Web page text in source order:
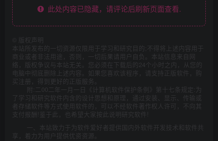
此处内容已隐藏，请评论后刷新页面查看.
版权声明
本站所发布的一切资源仅限用于学习和研究目的;不得将上述内容用于
商业或者非法用途，否则，一切后果请用户自负。本站信息来自网
络，版权争议与本站无关。您必须在下载后的24个小时之内，从您的
电脑中彻底删除上述内容。如果您喜欢该程序，请支持正版软件，购
买注册，得到更好的正版服务。
附:二00二年一月一日《计算机软件保护条例》第十七条规定:为
了学习和研究软件内含的设计思想和原理，通过安装、显示、传输或
者存储软件等方式使用软件的，可以不经软件著作权人许可，不向其
支付报酬!鉴于此，也希望大家按此说明研究软件!
一、本站致力于为软件爱好者提供国内外软件开发技术和软件共
享，着力为用户提供优资资源。